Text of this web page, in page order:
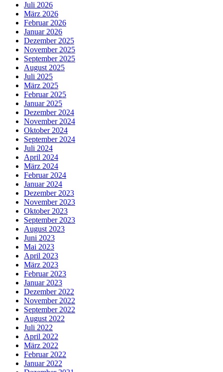
Juli 2026
März 2026
Februar 2026
Januar 2026
Dezember 2025
November 2025
September 2025
August 2025
Juli 2025
März 2025
Februar 2025
Januar 2025
Dezember 2024
November 2024
Oktober 2024
September 2024
Juli 2024
April 2024
März 2024
Februar 2024
Januar 2024
Dezember 2023
November 2023
Oktober 2023
September 2023
August 2023
Juni 2023
Mai 2023
April 2023
März 2023
Februar 2023
Januar 2023
Dezember 2022
November 2022
September 2022
August 2022
Juli 2022
April 2022
März 2022
Februar 2022
Januar 2022